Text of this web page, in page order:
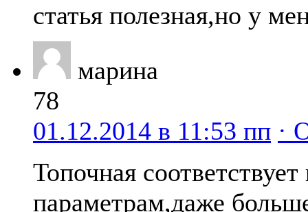
статья полезная,но у
марина
78
01.12.2014 в 11:53 пп ·
Топочная соответствует
параметрам,даже